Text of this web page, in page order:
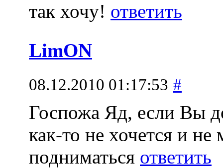
так хочу! ответить
LimON
08.12.2010 01:17:53 #
Госпожа Яд, если Вы
как-то не хочется и
подниматься ответить